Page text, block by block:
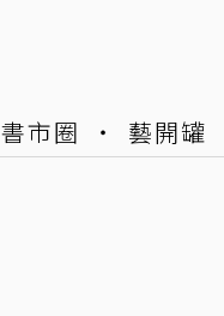
書市圈 藝開罐